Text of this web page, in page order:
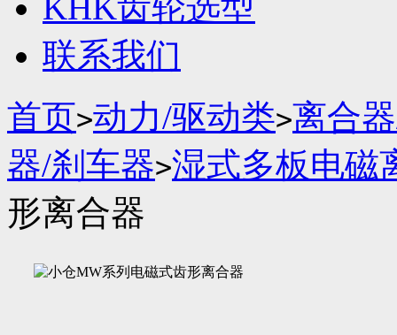
联系我们
首页>动力/驱动类>离合
器/刹车器>湿式多板电磁
形离合器